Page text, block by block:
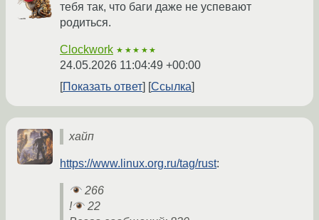
тебя так, что баги даже не успевают
родиться.
Clockwork ★★★★★
24.05.2026 11:04:49 +00:00
Показать ответ
Ссылка
хайп
https://www.linux.org.ru/tag/rust:
266
!
22